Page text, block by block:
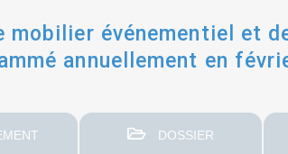
mobilier événementiel et
annuellement en
DOSSIER